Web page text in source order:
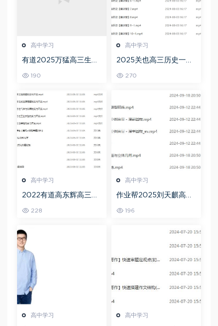
高中学习
有道2025万猛高三生物
教程
190
高中学习
2025关也高三历史一轮
教程
270
高中学习
2022有道高东辉高三化
频教程+讲义+点睛班
228
高中学习
作业帮2025刘天麒高二
196
高中学习 高中学习